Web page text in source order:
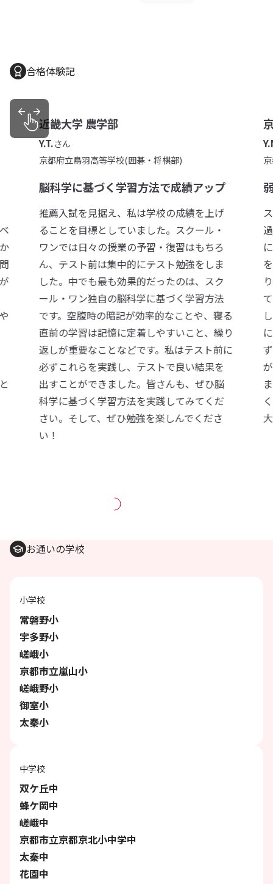
合格体験記
近畿大学 農学部
Y.T.さん
京都府立鳥羽高等学校(囲碁・将棋部)
脳科学に基づく学習方法で成績アップ
推薦入試を見据え、私は学校の成績を上げ
ることを目標としていました。スクール・
ワンでは日々の授業の予習・復習はもちろ
ん、テスト前は集中的にテスト勉強をしま
した。中でも最も効果的だったのは、スク
ール・ワン独自の脳科学に基づく学習方法
です。空腹時の暗記が効率的なことや、寝る
直前の学習は記憶に定着しやすいこと、繰り
返しが重要なことなどです。私はテスト前に
必ずこれらを実践し、テストで良い結果を
出すことができました。皆さんも、ぜひ脳
科学に基づく学習方法を実践してみてくだ
さい。そして、ぜひ勉強を楽しんでくださ
い！
お通いの学校
小学校
常磐野小
宇多野小
嵯峨小
京都市立嵐山小
嵯峨野小
御室小
太秦小
中学校
双ケ丘中
蜂ケ岡中
嵯峨中
京都市立京都京北小中学中
太秦中
花園中